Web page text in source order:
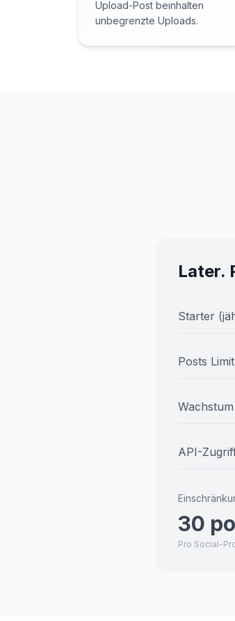
Upload-Post beinhalten
unbegrenzte Uploads.
Later.
Starter
Posts Limit
API-
30
Pro Social-